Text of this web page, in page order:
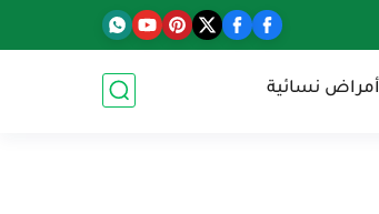
أمراض نسائية